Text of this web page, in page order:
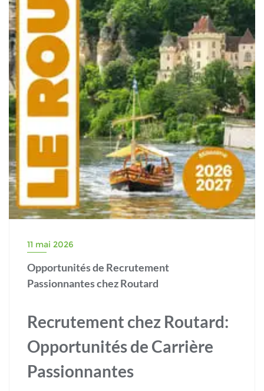
11 mai 2026
Opportunités de Recrutement
Passionnantes chez Routard
Recrutement chez Routard:
Opportunités de Carrière
Passionnantes